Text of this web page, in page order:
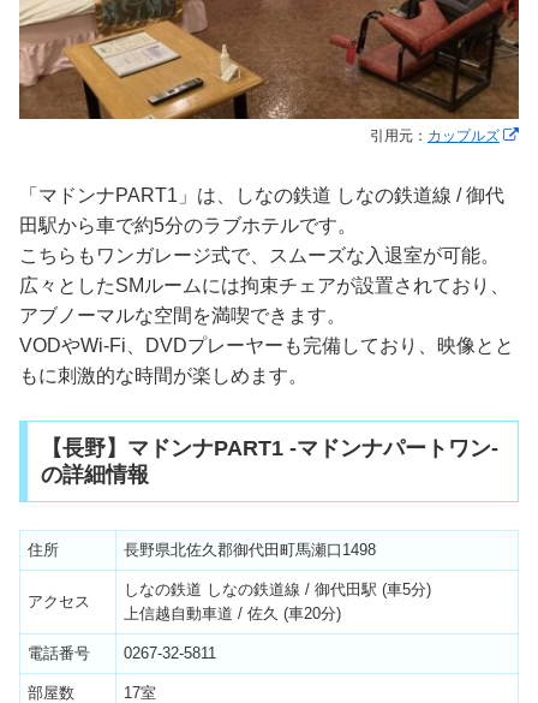
引用元： カップルズ
「マドンナPART1」は、しなの鉄道 しなの鉄道線 / 御代
田駅から車で約5分のラブホテルです。
こちらもワンガレージ式で、スムーズな入退室が可能。
広々としたSMルームには拘束チェアが設置されており、
アブノーマルな空間を満喫できます。
VODやWi-Fi、DVDプレーヤーも完備しており、映像とと
もに刺激的な時間が楽しめます。
【長野】マドンナPART1 -マドンナパートワン-
の詳細情報
住所 長野県北佐久郡御代田町馬瀬口1498
アクセス
しなの鉄道 しなの鉄道線 / 御代田駅 (車5分)
上信越自動車道 / 佐久 (車20分)
電話番号 0267-32-5811
部屋数 17室